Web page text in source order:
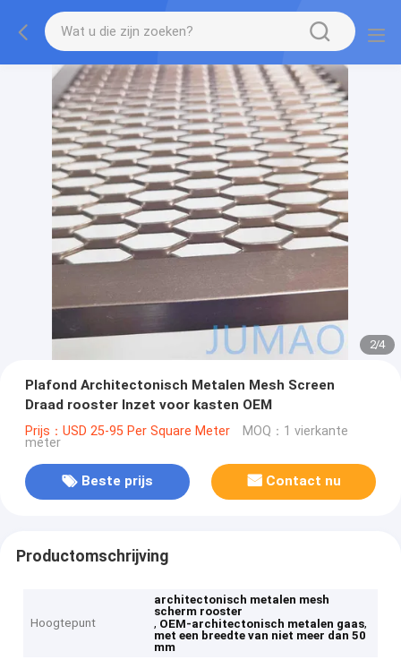
2/4
Plafond Architectonisch Metalen Mesh Screen
Draad rooster Inzet voor kasten OEM
Prijs：USD 25-95 Per Square Meter MOQ：1 vierkante
meter
Beste prijs Contact nu
Productomschrijving
Hoogtepunt
architectonisch metalen mesh
scherm rooster
, OEM-architectonisch metalen gaas,
met een breedte van niet meer dan 50
mm